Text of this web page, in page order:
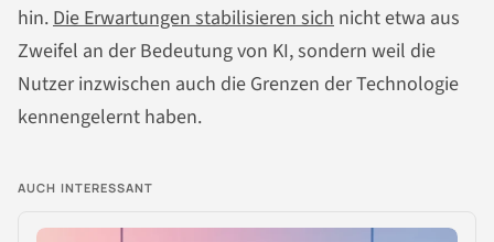
hin. Die Erwartungen stabilisieren sich nicht etwa aus
Zweifel an der Bedeutung von KI, sondern weil die
Nutzer inzwischen auch die Grenzen der Technologie
kennengelernt haben.
AUCH INTERESSANT